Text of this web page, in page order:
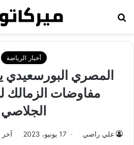
أخبار الرياضة
المصري
مفاوضات الزمالك
الجلاصي
علي راضي 17 يونيو، 2023 آخر